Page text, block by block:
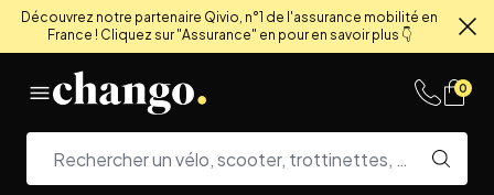
Découvrez notre partenaire Qivio, n°1 de l'assurance mobilité en
France ! Cliquez sur "Assurance" en pour en savoir plus 👇
0